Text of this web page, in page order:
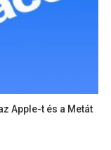
Apple-t és a Metát